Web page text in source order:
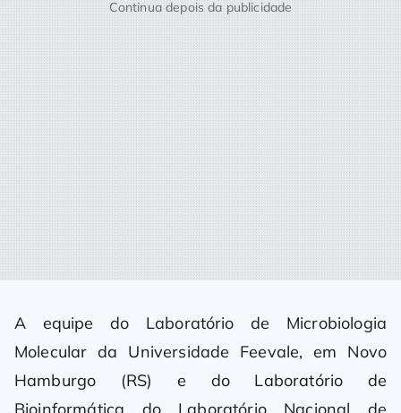
Continua depois da publicidade
A equipe do Laboratório de Microbiologia
Molecular da Universidade Feevale, em Novo
Hamburgo (RS) e do Laboratório de